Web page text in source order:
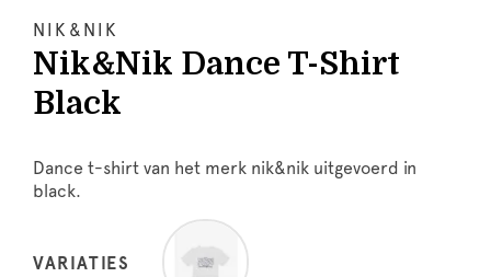
NIK&NIK
Nik&Nik Dance T-Shirt
Black
Dance t-shirt van het merk nik&nik uitgevoerd in
black.
VARIATIES